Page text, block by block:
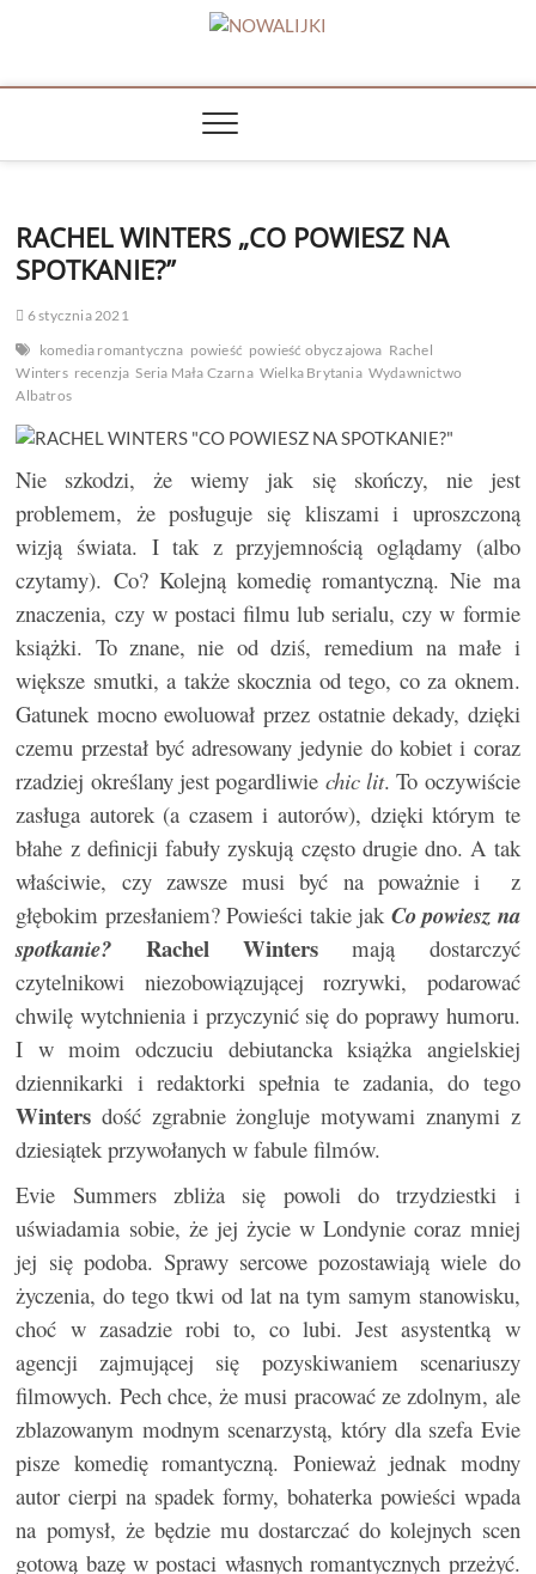
NOWALIJKI
RACHEL WINTERS „CO POWIESZ NA
SPOTKANIE?”
6 stycznia 2021
komedia romantyczna powieść powieść obyczajowa Rachel
Winters recenzja Seria Mała Czarna Wielka Brytania Wydawnictwo
Albatros
Nie szkodzi, że wiemy jak się skończy, nie jest
problemem, że posługuje się kliszami i uproszczoną
wizją świata. I tak z przyjemnością oglądamy (albo
czytamy). Co? Kolejną komedię romantyczną. Nie ma
znaczenia, czy w postaci filmu lub serialu, czy w formie
książki. To znane, nie od dziś, remedium na małe i
większe smutki, a także skocznia od tego, co za oknem.
Gatunek mocno ewoluował przez ostatnie dekady, dzięki
czemu przestał być adresowany jedynie do kobiet i coraz
rzadziej określany jest pogardliwie chic lit. To oczywiście
zasługa autorek (a czasem i autorów), dzięki którym te
błahe z definicji fabuły zyskują często drugie dno. A tak
właściwie, czy zawsze musi być na poważnie i z
głębokim przesłaniem? Powieści takie jak Co powiesz na
spotkanie?
Rachel Winters mają dostarczyć
czytelnikowi niezobowiązującej rozrywki, podarować
chwilę wytchnienia i przyczynić się do poprawy humoru.
I w moim odczuciu debiutancka książka angielskiej
dziennikarki i redaktorki spełnia te zadania, do tego
Winters dość zgrabnie żongluje motywami znanymi z
dziesiątek przywołanych w fabule filmów.
Evie Summers zbliża się powoli do trzydziestki i
uświadamia sobie, że jej życie w Londynie coraz mniej
jej się podoba. Sprawy sercowe pozostawiają wiele do
życzenia, do tego tkwi od lat na tym samym stanowisku,
choć w zasadzie robi to, co lubi. Jest asystentką w
agencji zajmującej się pozyskiwaniem scenariuszy
filmowych. Pech chce, że musi pracować ze zdolnym, ale
zblazowanym modnym scenarzystą, który dla szefa Evie
pisze komedię romantyczną. Ponieważ jednak modny
autor cierpi na spadek formy, bohaterka powieści wpada
na pomysł, że będzie mu dostarczać do kolejnych scen
gotową bazę w postaci własnych romantycznych przeżyć.